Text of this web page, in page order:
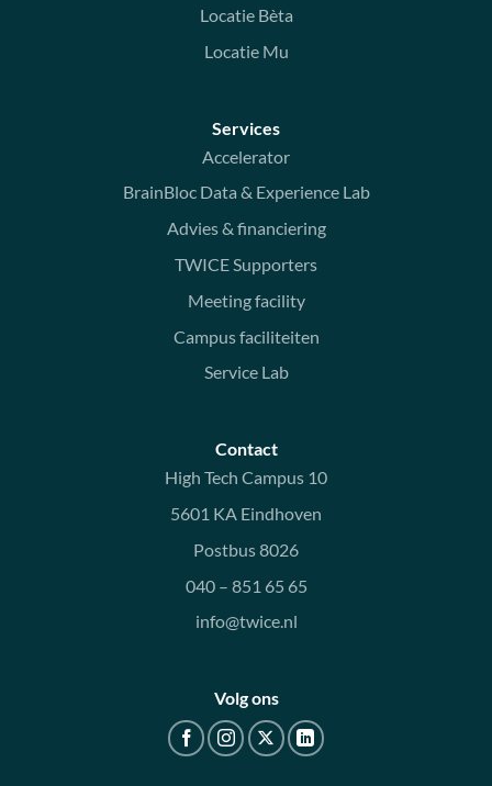
Locatie Bèta
Locatie Mu
Services
Accelerator
BrainBloc Data & Experience Lab
Advies & financiering
TWICE Supporters
Meeting facility
Campus faciliteiten
Service Lab
Contact
High Tech Campus 10
5601 KA Eindhoven
Postbus 8026
040 – 851 65 65
info@twice.nl
Volg ons